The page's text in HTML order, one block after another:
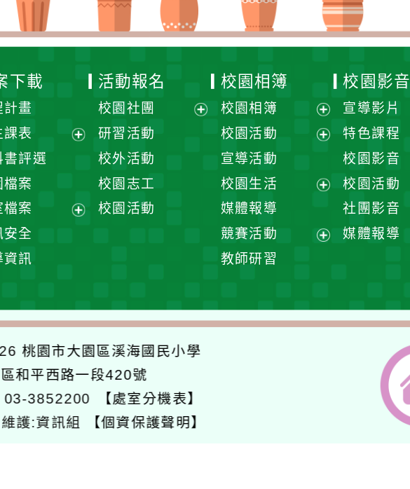
下載
計畫
課表
單
書評選
檔案
檔案
安全
資訊
活動報名
校園社團
研習活動
校外活動
校園志工
校園活動
校園相簿
校園相簿
展
開
單
校園活動
選
宣導活動
校園生活
選
媒體報導
競賽活動
單
教師研習
校園影音
宣導影片
特色課程
校園影音
校園活動
社團影音
媒體報導
桃園市大園區溪海國民小學
和平西路一段420號
03-3852200
【處室分機表】
護:資訊組 【個資保護聲明】